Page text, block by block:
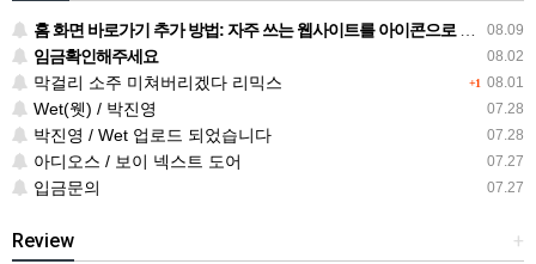
08.09
홈 화면 바로가기 추가 방법: 자주 쓰는 웹사이트를 아이콘으로 만드는 순서
08.02
임금확인해주세요
+1 08.01
막걸리 소주 미쳐버리겠다 리믹스
07.28
Wet(웻) / 박진영
07.28
박진영 / Wet 업로드 되었습니다
07.27
아디오스 / 보이 넥스트 도어
07.27
입금문의
+
Review